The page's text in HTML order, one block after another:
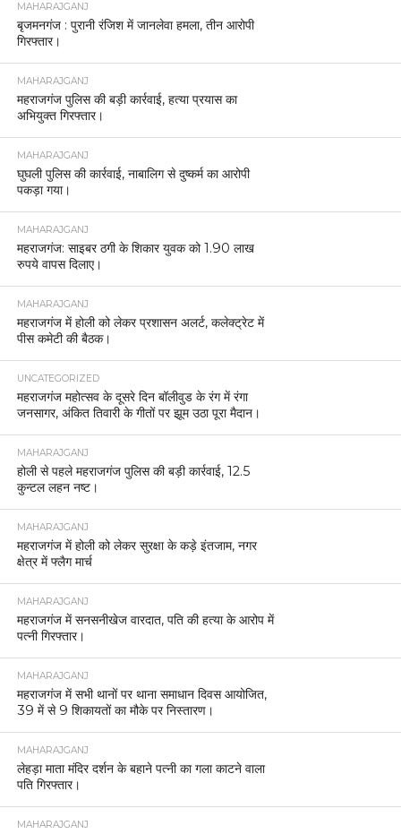
MAHARAJGANJ
बृजमनगंज : पुरानी रंजिश में जानलेवा हमला, तीन आरोपी
गिरफ्तार।
MAHARAJGANJ
महराजगंज पुलिस की बड़ी कार्रवाई, हत्या प्रयास का
अभियुक्त गिरफ्तार।
MAHARAJGANJ
घुघली पुलिस की कार्रवाई, नाबालिग से दुष्कर्म का आरोपी
पकड़ा गया।
MAHARAJGANJ
महराजगंज: साइबर ठगी के शिकार युवक को 1.90 लाख
रुपये वापस दिलाए।
MAHARAJGANJ
महराजगंज में होली को लेकर प्रशासन अलर्ट, कलेक्ट्रेट में
पीस कमेटी की बैठक।
UNCATEGORIZED
महराजगंज महोत्सव के दूसरे दिन बॉलीवुड के रंग में रंगा
जनसागर, अंकित तिवारी के गीतों पर झूम उठा पूरा मैदान।
MAHARAJGANJ
होली से पहले महराजगंज पुलिस की बड़ी कार्रवाई, 12.5
कुन्टल लहन नष्ट।
MAHARAJGANJ
महराजगंज में होली को लेकर सुरक्षा के कड़े इंतजाम, नगर
क्षेत्र में फ्लैग मार्च
MAHARAJGANJ
महराजगंज में सनसनीखेज वारदात, पति की हत्या के आरोप में
पत्नी गिरफ्तार।
MAHARAJGANJ
महराजगंज में सभी थानों पर थाना समाधान दिवस आयोजित,
39 में से 9 शिकायतों का मौके पर निस्तारण।
MAHARAJGANJ
लेहड़ा माता मंदिर दर्शन के बहाने पत्नी का गला काटने वाला
पति गिरफ्तार।
MAHARAJGANJ